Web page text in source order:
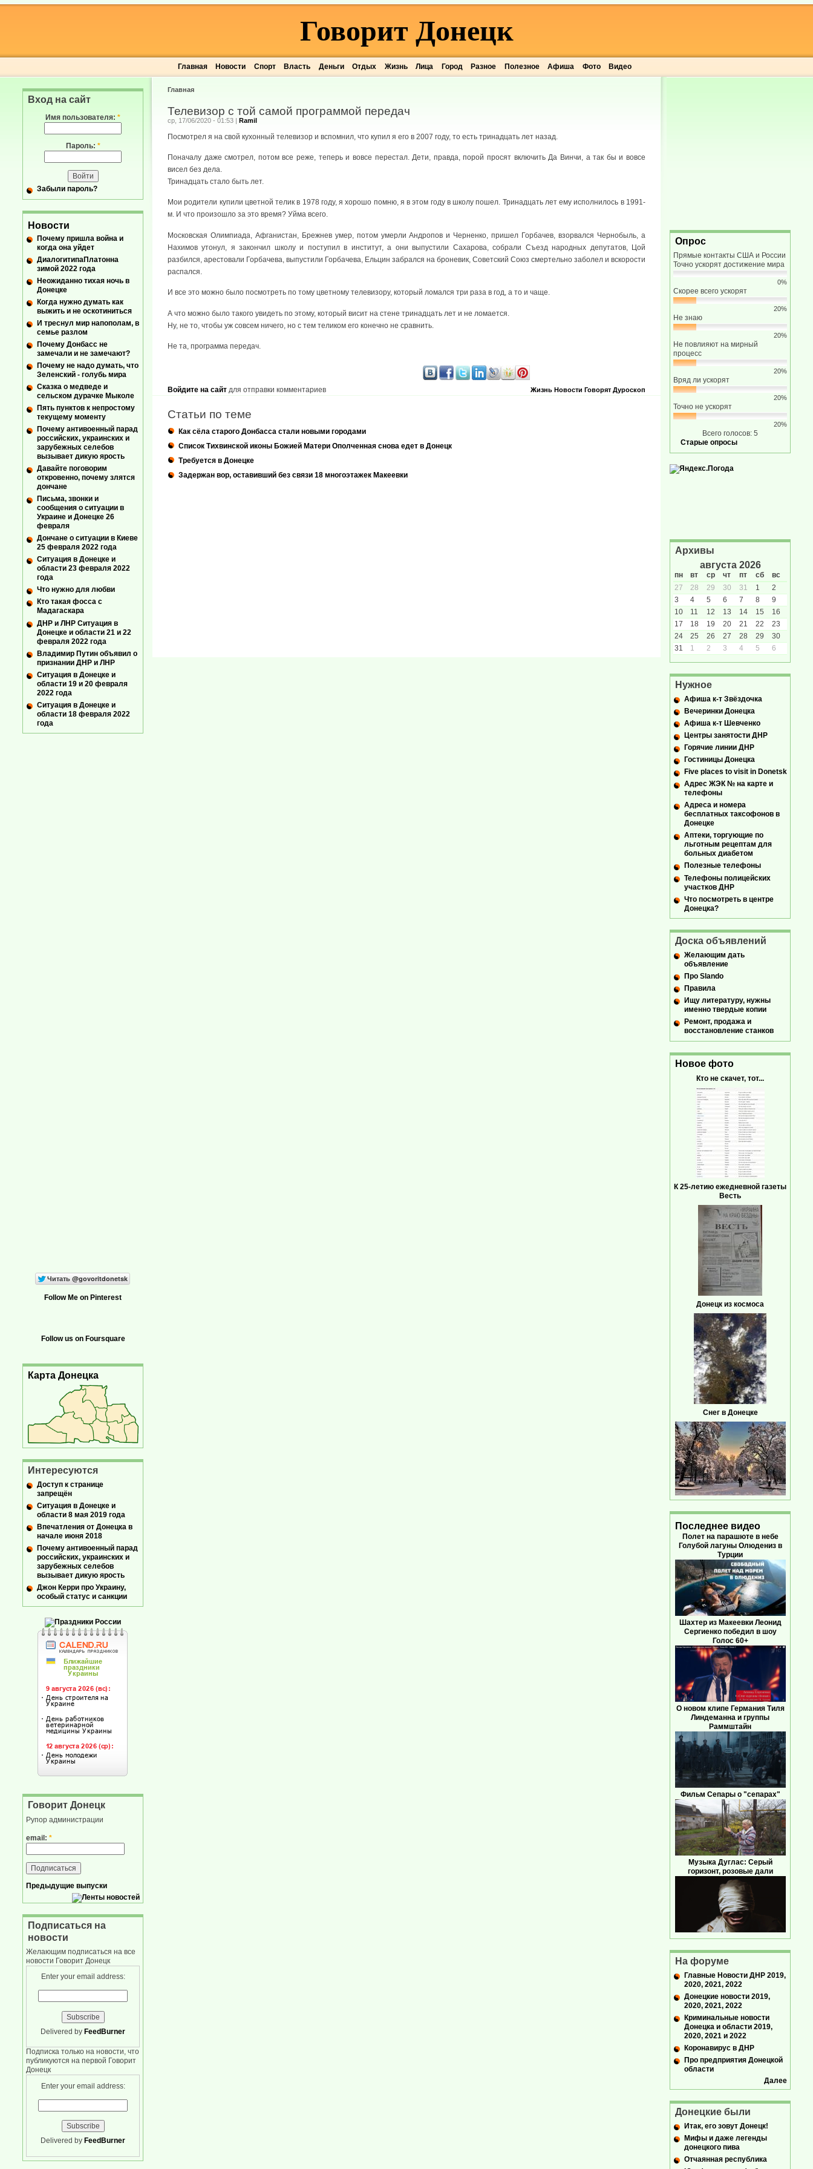
Главная Новости Спорт Власть Деньги Отдых Жизнь Лица Город Разное Полезное Афиша Фото Видео
Говорит Донецк
Главная
Телевизор с той самой программой передач
ср, 17/06/2020 - 01:53 | Ramil
Посмотрел я на свой кухонный телевизор и вспомнил, что купил я его в 2007 году, то есть тринадцать лет назад.
Поначалу даже смотрел, потом все реже, теперь и вовсе перестал. Дети, правда, порой просят включить Да Винчи, а так бы и вовсе
висел без дела.
Тринадцать стало быть лет.
Мои родители купили цветной телик в 1978 году, я хорошо помню, я в этом году в школу пошел. Тринадцать лет ему исполнилось в 1991-
м. И что произошло за это время? Уйма всего.
Московская Олимпиада, Афганистан, Брежнев умер, потом умерли Андропов и Черненко, пришел Горбачев, взорвался Чернобыль, а
Нахимов утонул, я закончил школу и поступил в институт, а они выпустили Сахарова, собрали Съезд народных депутатов, Цой
разбился, арестовали Горбачева, выпустили Горбачева, Ельцин забрался на броневик, Советский Союз смертельно заболел и вскорости
распался.
И все это можно было посмотреть по тому цветному телевизору, который ломался три раза в год, а то и чаще.
А что можно было такого увидеть по этому, который висит на стене тринадцать лет и не ломается.
Ну, не то, чтобы уж совсем ничего, но с тем теликом его конечно не сравнить.
Не та, программа передач.
Жизнь Новости Говорят Дуроскоп
Войдите на сайт для отправки комментариев
Статьи по теме
Как сёла старого Донбасса стали новыми городами
Список Тихвинской иконы Божией Матери Ополченная снова едет в Донецк
Требуется в Донецке
Задержан вор, оставивший без связи 18 многоэтажек Макеевки
Вход на сайт
Имя пользователя: *
Пароль: *
Забыли пароль?
Новости
Почему пришла война и
когда она уйдет
ДиалогитипаПлатонна
зимой 2022 года
Неожиданно тихая ночь в
Донецке
Когда нужно думать как
выжить и не оскотиниться
И треснул мир напополам, в
семье разлом
Почему Донбасс не
замечали и не замечают?
Почему не надо думать, что
Зеленский - голубь мира
Сказка о медведе и
сельском дурачке Мыколе
Пять пунктов к непростому
текущему моменту
Почему антивоенный парад
российских, украинских и
зарубежных селебов
вызывает дикую ярость
Давайте поговорим
откровенно, почему злятся
дончане
Письма, звонки и
сообщения о ситуации в
Украине и Донецке 26
февраля
Дончане о ситуации в Киеве
25 февраля 2022 года
Ситуация в Донецке и
области 23 февраля 2022
года
Что нужно для любви
Кто такая фосса с
Мадагаскара
ДНР и ЛНР Ситуация в
Донецке и области 21 и 22
февраля 2022 года
Владимир Путин объявил о
признании ДНР и ЛНР
Ситуация в Донецке и
области 19 и 20 февраля
2022 года
Ситуация в Донецке и
области 18 февраля 2022
года
Follow Me on Pinterest
Follow us on Foursquare
Карта Донецка
Интересуются
Доступ к странице
запрещён
Ситуация в Донецке и
области 8 мая 2019 года
Впечатления от Донецка в
начале июня 2018
Почему антивоенный парад
российских, украинских и
зарубежных селебов
вызывает дикую ярость
Джон Керри про Украину,
особый статус и санкции
Говорит Донецк
Рупор администрации
email: *
Предыдущие выпуски
Подписаться на
новости
Желающим подписаться на все
новости Говорит Донецк
Enter your email address:
Delivered by FeedBurner
Подписка только на новости, что
публикуются на первой Говорит
Донецк
Enter your email address:
Delivered by FeedBurner
Опрос
Прямые контакты США и России
Точно ускорят достижение мира
0%
Скорее всего ускорят
20%
Не знаю
20%
Не повлияют на мирный
процесс
20%
Вряд ли ускорят
20%
Точно не ускорят
20%
Всего голосов: 5
Старые опросы
Архивы
августа 2026
пн вт ср чт пт сб
вс
27
28 29 30 31 1
2
3
4 5 6 7 8
9
10
11 12 13 14 15
16
17
18 19 20 21 22
23
24
25 26 27 28 29
30
31
1 2 3 4 5 6
Нужное
Афиша к-т Звёздочка
Вечеринки Донецка
Афиша к-т Шевченко
Центры занятости ДНР
Горячие линии ДНР
Гостиницы Донецка
Five places to visit in Donetsk
Адрес ЖЭК № на карте и
телефоны
Адреса и номера
бесплатных таксофонов в
Донецке
Аптеки, торгующие по
льготным рецептам для
больных диабетом
Полезные телефоны
Телефоны полицейских
участков ДНР
Что посмотреть в центре
Донецка?
Доска объявлений
Желающим дать
объявление
Про Slando
Правила
Ищу литературу, нужны
именно твердые копии
Ремонт, продажа и
восстановление станков
Новое фото
Кто не скачет, тот...
К 25-летию ежедневной газеты
Весть
Донецк из космоса
Снег в Донецке
Последнее видео
Полет на парашюте в небе
Голубой лагуны Олюдениз в
Турции
Шахтер из Макеевки Леонид
Сергиенко победил в шоу
Голос 60+
О новом клипе Германия Тиля
Линдеманна и группы
Раммштайн
Фильм Сепары о "сепарах"
Музыка Дуглас: Серый
горизонт, розовые дали
На форуме
Главные Новости ДНР 2019,
2020, 2021, 2022
Донецкие новости 2019,
2020, 2021, 2022
Криминальные новости
Донецка и области 2019,
2020, 2021 и 2022
Коронавирус в ДНР
Про предприятия Донецкой
области
Далее
Донецкие были
Итак, его зовут Донецк!
Мифы и даже легенды
донецкого пива
Отчаянная республика